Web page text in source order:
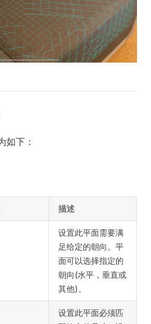
如下：
描述
设置此平面需要满
足给定的朝向。平
面可以选择指定的
朝向(水平，垂直或
其他)。
设置此平面必须匹